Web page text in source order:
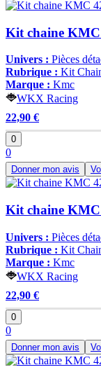
Kit chaine KMC
Univers : Pièces
Rubrique : Kit
Marque : Kmc
WKX Racing
22,90 €
0
0
Donner mon avis
Kit chaine KMC
Univers : Pièces
Rubrique : Kit
Marque : Kmc
WKX Racing
22,90 €
0
0
Donner mon avis